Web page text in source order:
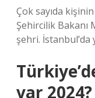
Çok sayıda
Şehircilik Bakanı
şehri. İstanbul’da
var 2024?